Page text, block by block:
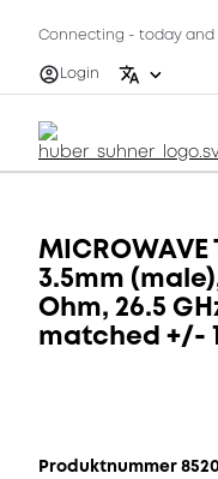
Connecting - today
Login
MICROWAVE
3.5mm
Ohm, 26.5
matched +/-
Produktnummer